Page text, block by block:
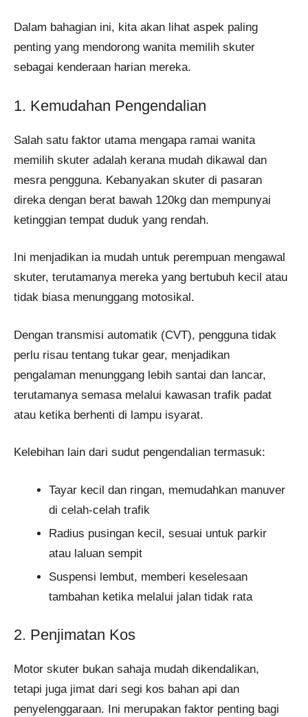
Dalam bahagian ini, kita akan lihat aspek paling
penting yang mendorong wanita memilih skuter
sebagai kenderaan harian mereka.
1. Kemudahan Pengendalian
Salah satu faktor utama mengapa ramai wanita
memilih skuter adalah kerana mudah dikawal dan
mesra pengguna. Kebanyakan skuter di pasaran
direka dengan berat bawah 120kg dan mempunyai
ketinggian tempat duduk yang rendah.
Ini menjadikan ia mudah untuk perempuan mengawal
skuter, terutamanya mereka yang bertubuh kecil atau
tidak biasa menunggang motosikal.
Dengan transmisi automatik (CVT), pengguna tidak
perlu risau tentang tukar gear, menjadikan
pengalaman menunggang lebih santai dan lancar,
terutamanya semasa melalui kawasan trafik padat
atau ketika berhenti di lampu isyarat.
Kelebihan lain dari sudut pengendalian termasuk:
Tayar kecil dan ringan, memudahkan manuver
di celah-celah trafik
Radius pusingan kecil, sesuai untuk parkir
atau laluan sempit
Suspensi lembut, memberi keselesaan
tambahan ketika melalui jalan tidak rata
2. Penjimatan Kos
Motor skuter bukan sahaja mudah dikendalikan,
tetapi juga jimat dari segi kos bahan api dan
penyelenggaraan. Ini merupakan faktor penting bagi